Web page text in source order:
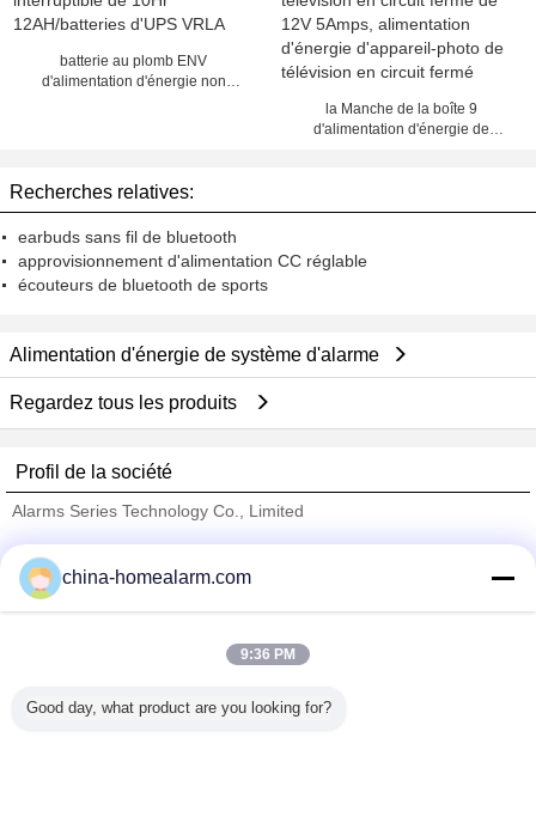
batterie au plomb ENV
d'alimentation d'énergie non
la Manche de la boîte 9
d'alimentation d'énergie de
circuit fermé
Recherches relatives:
earbuds sans fil de bluetooth
approvisionnement d'alimentation CC réglable
écouteurs de bluetooth de sports
Alimentation d'énergie de système d'alarme
Regardez tous les produits
Profil de la société
Alarms Series Technology Co., Limited
Trust Seal
Verified Suplier
Tous les produits
china-homealarm.com
9:36 PM
Good day, what product are you looking for?